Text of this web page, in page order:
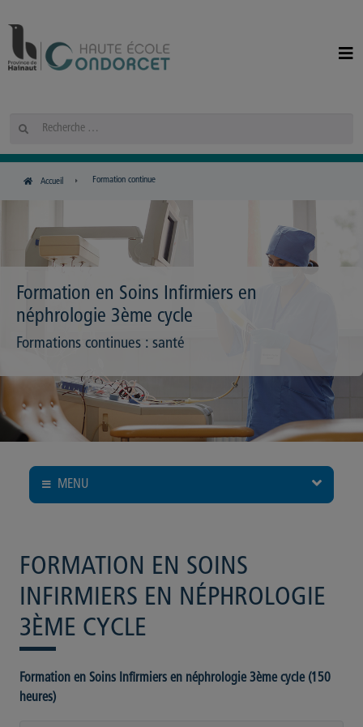
Rechercher
Accueil Formation continue
Formation en Soins Infirmiers en
néphrologie 3ème cycle
Formations continues : santé
MENU
FORMATION EN SOINS
INFIRMIERS EN NÉPHROLOGIE
3ÈME CYCLE
Formation en Soins Infirmiers en néphrologie 3ème cycle (150
heures)